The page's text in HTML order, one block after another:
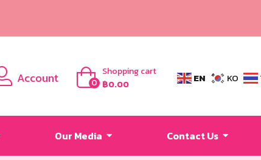
Account 0
Shopping cart
฿0.00 EN KO
Our Media Contact Us